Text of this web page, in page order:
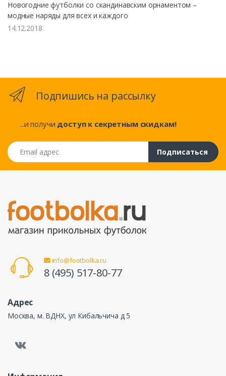
Новогодние футболки со скандинавским орнаментом –
модные наряды для всех и каждого
14.12.2018
Подпишись на рассылку
...и получи доступ к секретным скидкам!
Email адрес
Подписаться
info@footbolka.ru
8 (495) 517-80-77
Адрес
Москва, м. ВДНХ, ул Кибальчича д 5